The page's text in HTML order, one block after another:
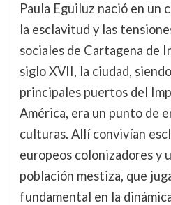
Paula Eguiluz nació en un
la esclavitud y las
sociales de Cartagena de
siglo XVII, la ciudad,
principales puertos del
América, era un punto de
culturas. Allí convivían
europeos colonizadores y
población mestiza, que
fundamental en la